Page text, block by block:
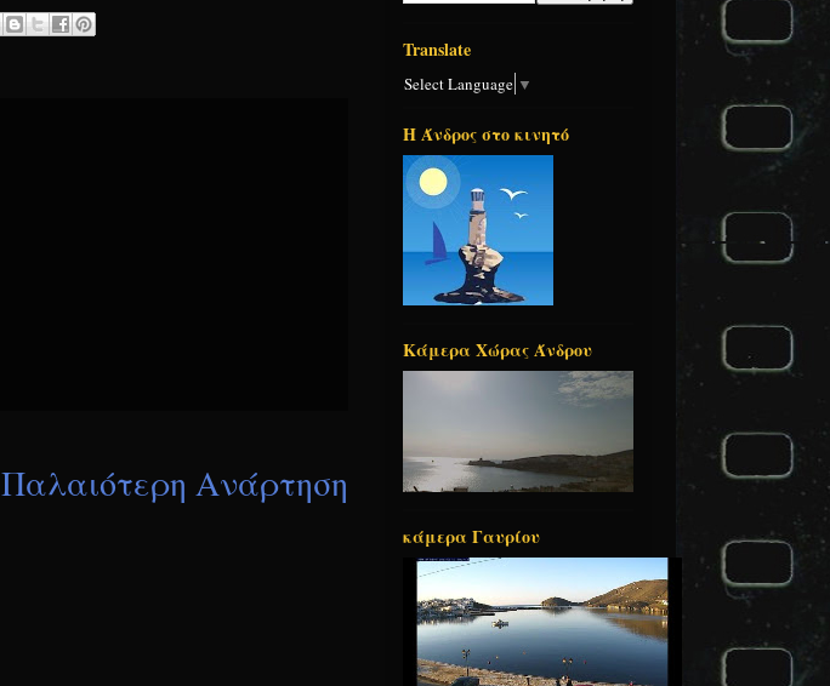
Παλαιότερη Ανάρτηση
Translate
Select Language ▼
Η Άνδρος στο κινητό
Κάμερα Χώρας Άνδρου
κάμερα Γαυρίου